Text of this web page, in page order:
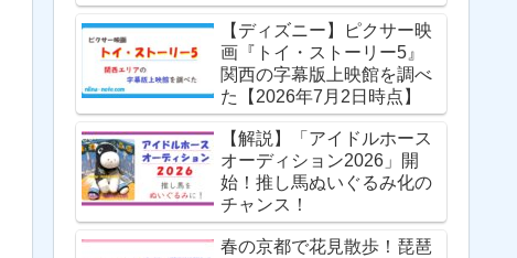
かったか】
【ディズニー】ピクサー映
画『トイ・ストーリー5』
関西の字幕版上映館を調べ
た【2026年7月2日時点】
【解説】「アイドルホース
オーディション2026」開
始！推し馬ぬいぐるみ化の
チャンス！
春の京都で花見散歩！琵琶